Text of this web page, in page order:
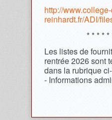
http://
reinhardt.fr/ADI/
* * * *
Les listes de
rentrée 2026 sont
dans la rubrique
- Informations